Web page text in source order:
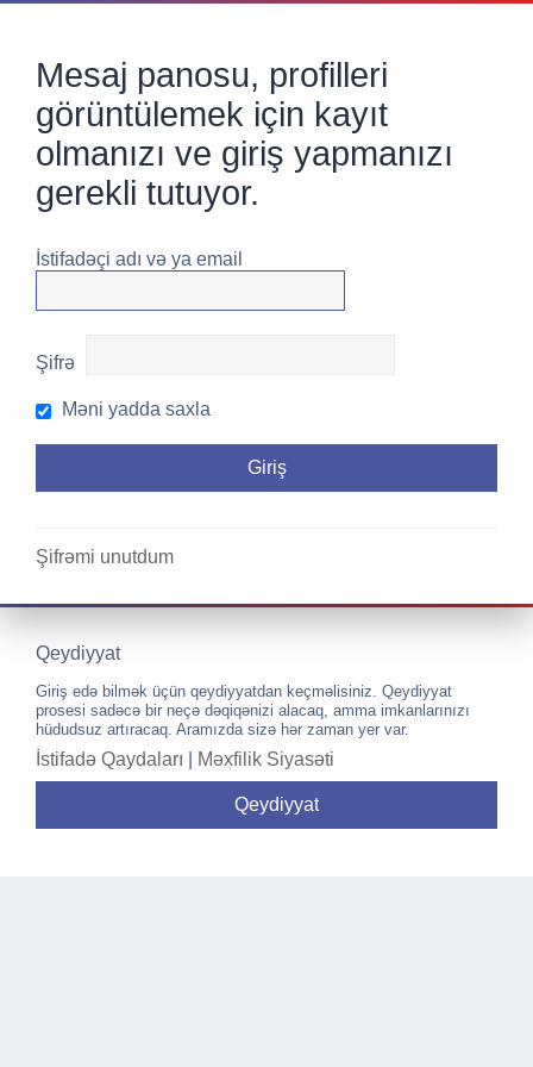
Mesaj panosu, profilleri
görüntülemek için kayıt
olmanızı ve giriş yapmanızı
gerekli tutuyor.
İstifadəçi adı və ya email
Şifrə
Məni yadda saxla
Şifrəmi unutdum
Qeydiyyat
Giriş edə bilmək üçün qeydiyyatdan keçməlisiniz. Qeydiyyat
prosesi sadəcə bir neçə dəqiqənizi alacaq, amma imkanlarınızı
hüdudsuz artıracaq. Aramızda sizə hər zaman yer var.
İstifadə Qaydaları Məxfilik Siyasəti
Qeydiyyat